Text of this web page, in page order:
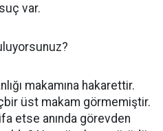
var.
makamına hakarettir.
üst makam görmemiştir.
etse anında görevden